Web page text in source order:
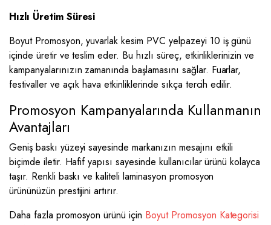
Hızlı Üretim Süresi
Boyut Promosyon, yuvarlak kesim PVC yelpazeyi 10 iş günü
içinde üretir ve teslim eder. Bu hızlı süreç, etkinliklerinizin ve
kampanyalarınızın zamanında başlamasını sağlar. Fuarlar,
festivaller ve açık hava etkinliklerinde sıkça tercih edilir.
Promosyon Kampanyalarında Kullanmanın
Avantajları
Geniş baskı yüzeyi sayesinde markanızın mesajını etkili
biçimde iletir. Hafif yapısı sayesinde kullanıcılar ürünü kolayca
taşır. Renkli baskı ve kaliteli laminasyon promosyon
ürününüzün prestijini artırır.
Daha fazla promosyon ürünü için Boyut Promosyon Kategorisi